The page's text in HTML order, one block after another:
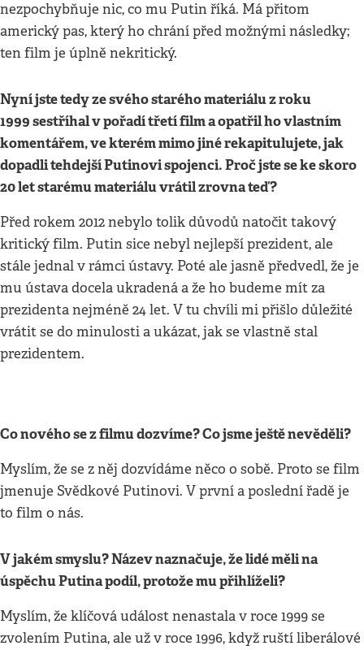
nezpochybňuje nic, co mu Putin říká. Má přitom
americký pas, který ho chrání před možnými následky;
ten film je úplně nekritický.
Nyní jste tedy ze svého starého materiálu z roku
1999 sestříhal v pořadí třetí film a opatřil ho vlastním
komentářem, ve kterém mimo jiné rekapitulujete, jak
dopadli tehdejší Putinovi spojenci. Proč jste se ke skoro
20 let starému materiálu vrátil zrovna teď?
Před rokem 2012 nebylo tolik důvodů natočit takový
kritický film. Putin sice nebyl nejlepší prezident, ale
stále jednal v rámci ústavy. Poté ale jasně předvedl, že je
mu ústava docela ukradená a že ho budeme mít za
prezidenta nejméně 24 let. V tu chvíli mi přišlo důležité
vrátit se do minulosti a ukázat, jak se vlastně stal
prezidentem.
Co nového se z filmu dozvíme? Co jsme ještě nevěděli?
Myslím, že se z něj dozvídáme něco o sobě. Proto se film
jmenuje Svědkové Putinovi. V první a poslední řadě je
to film o nás.
V jakém smyslu? Název naznačuje, že lidé měli na
úspěchu Putina podíl, protože mu přihlíželi?
Myslím, že klíčová událost nenastala v roce 1999 se
zvolením Putina, ale už v roce 1996, když ruští liberálové